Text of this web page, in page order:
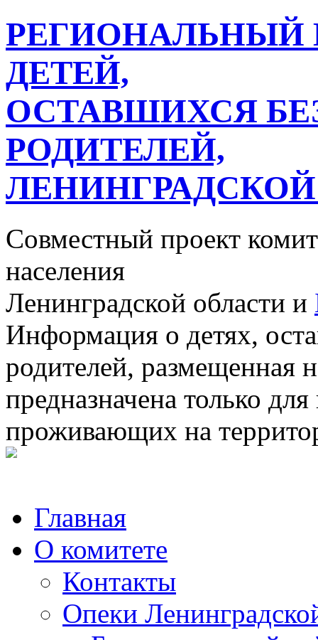
РЕГИОНАЛЬНЫЙ
ДЕТЕЙ,
ОСТАВШИХСЯ
РОДИТЕЛЕЙ,
Совместный проект
населения
Ленинградской области и
Информация о детях,
родителей, размещенная
предназначена только
проживающих на
Главная
О комитете
Контакты
Опеки